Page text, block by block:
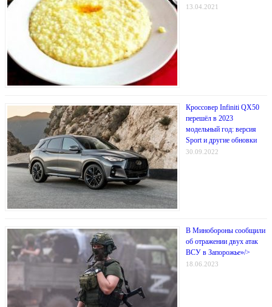
13.04.2021
Кроссовер Infiniti QX50
перешёл в 2023
модельный год: версия
Sport и другие обновки
30.09.2022
В Минобороны сообщили
об отражении двух атак
ВСУ в Запорожье»/>
18.06.2023